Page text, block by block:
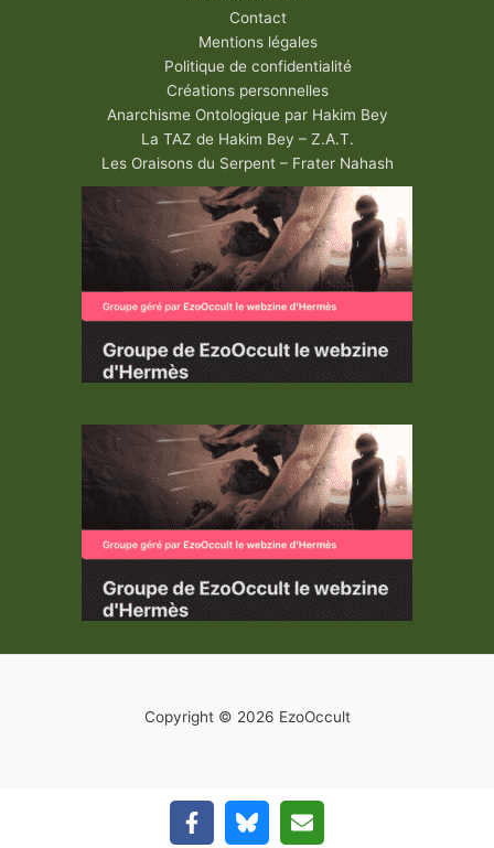
Contact
Mentions légales
Politique de confidentialité
Créations personnelles
Anarchisme Ontologique par Hakim Bey
La TAZ de Hakim Bey – Z.A.T.
Les Oraisons du Serpent – Frater Nahash
Copyright © 2026 EzoOccult
Quitter la version mobile